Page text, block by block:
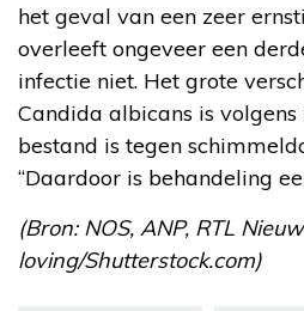
het geval van een zeer
overleeft ongeveer een
infectie niet. Het grote
Candida albicans is
bestand is tegen
“Daardoor is behandeling
(Bron: NOS, ANP, RTL
loving/Shutterstock.com)